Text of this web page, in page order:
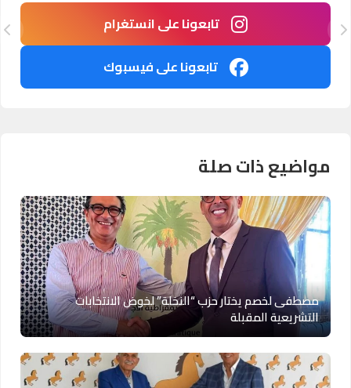
تابعونا على انستغرام
تابعونا على فيسبوك
مواضيع ذات صلة
مصطفى لخصم يختار حزب “النخلة” لخوض الانتخابات
التشريعية المقبلة